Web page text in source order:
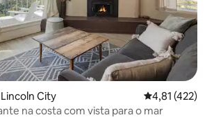
City 4,81 de uma
4,81 (422)
na costa com vista para o mar